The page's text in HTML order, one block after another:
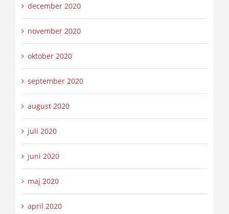
december 2020
november 2020
oktober 2020
september 2020
august 2020
juli 2020
juni 2020
maj 2020
april 2020